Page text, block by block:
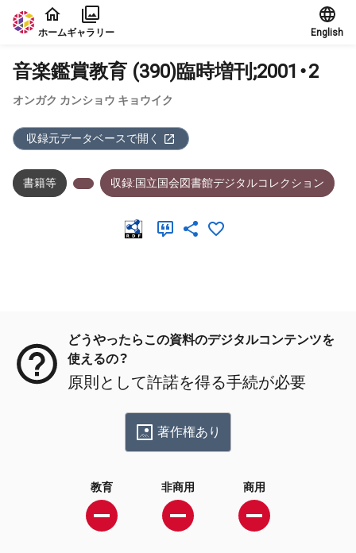
本文に飛ぶ
ホームギャラリー English
音楽鑑賞教育 (390)臨時増刊;2001・2
オンガク カンショウ キョウイク
収録元データベースで開く
書籍等 収録:国立国会図書館デジタルコレクション
どうやったらこの資料のデジタルコンテンツを
使えるの？
原則として許諾を得る手続が必要
著作権あり
教育 非商用 商用